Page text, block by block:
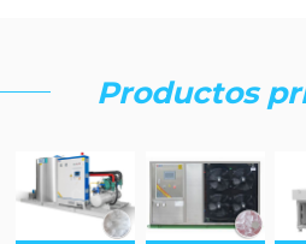
Productos